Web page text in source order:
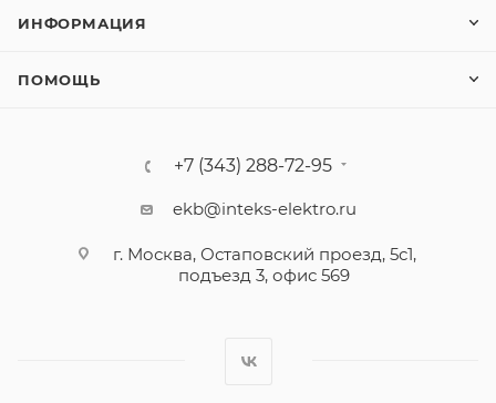
ИНФОРМАЦИЯ
ПОМОЩЬ
+7 (343) 288-72-95
ekb@inteks-elektro.ru
г. Москва, Остаповский проезд, 5с1,
подъезд 3, офис 569